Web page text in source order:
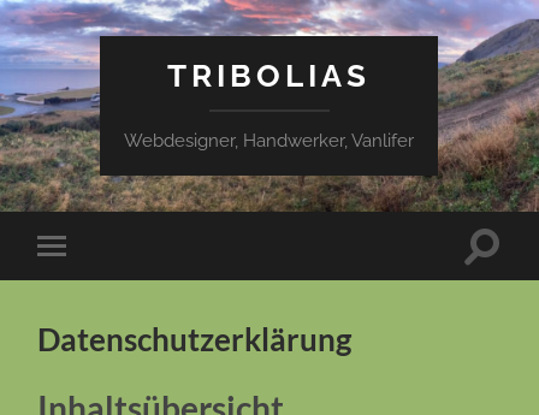
TRIBOLIAS
Webdesigner, Handwerker, Vanlifer
Mobile-
Menü
Datenschutzerklärung